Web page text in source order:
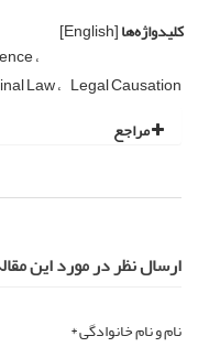
کلیدواژه‌ها[English]
Law Legal Causation
مراجع
ارسال نظر در مورد این
نام و نام خانوادگی *